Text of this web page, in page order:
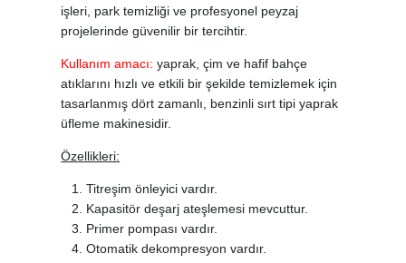
işleri, park temizliği ve profesyonel peyzaj
projelerinde güvenilir bir tercihtir.
Kullanım amacı:yaprak, çim ve hafif bahçe
atıklarını hızlı ve etkili bir şekilde temizlemek için
tasarlanmış dört zamanlı, benzinli sırt tipi yaprak
üfleme makinesidir.
Özellikleri:
Titreşim önleyici vardır.
Kapasitör deşarj ateşlemesi mevcuttur.
Primer pompası vardır.
Otomatik dekompresyon vardır.